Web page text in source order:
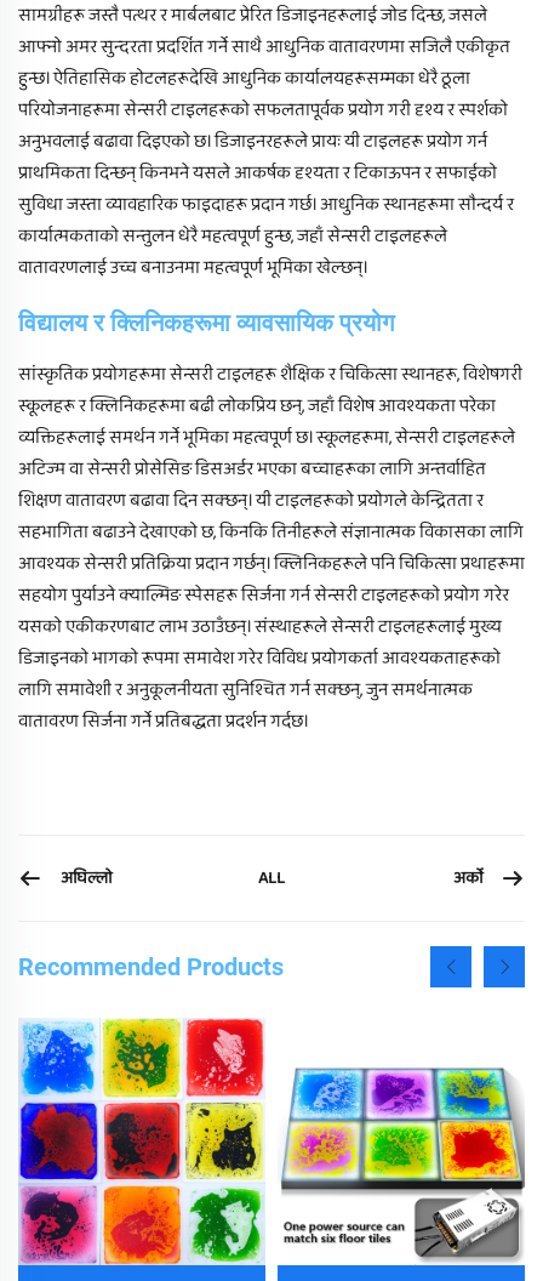
सामग्रीहरू जस्तै पत्थर र मार्बलबाट प्रेरित डिजाइनहरूलाई जोड दिन्छ, जसले
आफ्नो अमर सुन्दरता प्रदर्शित गर्ने साथै आधुनिक वातावरणमा सजिलै एकीकृत
हुन्छ। ऐतिहासिक होटलहरूदेखि आधुनिक कार्यालयहरूसम्मका धेरै ठूला
परियोजनाहरूमा सेन्सरी टाइलहरूको सफलतापूर्वक प्रयोग गरी दृश्य र स्पर्शको
अनुभवलाई बढावा दिइएको छ। डिजाइनरहरूले प्रायः यी टाइलहरू प्रयोग गर्न
प्राथमिकता दिन्छन् किनभने यसले आकर्षक दृश्यता र टिकाऊपन र सफाईको
सुविधा जस्ता व्यावहारिक फाइदाहरू प्रदान गर्छ। आधुनिक स्थानहरूमा सौन्दर्य र
कार्यात्मकताको सन्तुलन धेरै महत्वपूर्ण हुन्छ, जहाँ सेन्सरी टाइलहरूले
वातावरणलाई उच्च बनाउनमा महत्वपूर्ण भूमिका खेल्छन्।
विद्यालय र क्लिनिकहरूमा व्यावसायिक प्रयोग
सांस्कृतिक प्रयोगहरूमा सेन्सरी टाइलहरू शैक्षिक र चिकित्सा स्थानहरू, विशेषगरी
स्कूलहरू र क्लिनिकहरूमा बढी लोकप्रिय छन्, जहाँ विशेष आवश्यकता परेका
व्यक्तिहरूलाई समर्थन गर्ने भूमिका महत्वपूर्ण छ। स्कूलहरूमा, सेन्सरी टाइलहरूले
अटिज्म वा सेन्सरी प्रोसेसिङ डिसअर्डर भएका बच्चाहरूका लागि अन्तर्वाहित
शिक्षण वातावरण बढावा दिन सक्छन्। यी टाइलहरूको प्रयोगले केन्द्रितता र
सहभागिता बढाउने देखाएको छ, किनकि तिनीहरूले संज्ञानात्मक विकासका लागि
आवश्यक सेन्सरी प्रतिक्रिया प्रदान गर्छन्। क्लिनिकहरूले पनि चिकित्सा प्रथाहरूमा
सहयोग पुर्याउने क्याल्मिङ स्पेसहरू सिर्जना गर्न सेन्सरी टाइलहरूको प्रयोग गरेर
यसको एकीकरणबाट लाभ उठाउँछन्। संस्थाहरूले सेन्सरी टाइलहरूलाई मुख्य
डिजाइनको भागको रूपमा समावेश गरेर विविध प्रयोगकर्ता आवश्यकताहरूको
लागि समावेशी र अनुकूलनीयता सुनिश्चित गर्न सक्छन्, जुन समर्थनात्मक
वातावरण सिर्जना गर्ने प्रतिबद्धता प्रदर्शन गर्दछ।
अघिल्लो ALL अर्को
Recommended Products